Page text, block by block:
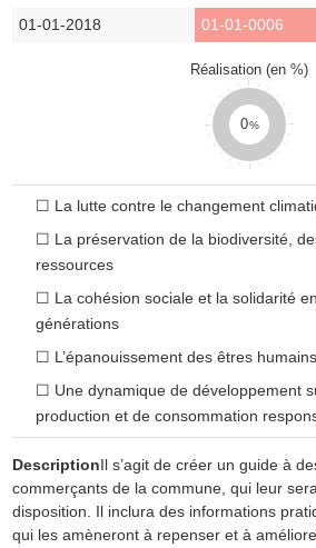
CONTRIBUEZ
CONTACT
01-01-2018
01-01-0006
Réalisation (en %)
0
☐ La lutte contre le changement
☐ La préservation de la biodiversité,
ressources
☐ La cohésion sociale et la solidarité
générations
☐ L’épanouissement des êtres humains
☐ Une dynamique de développement
production et de consommation
DescriptionIl s’agit de créer un guide à
commerçants de la commune, qui leur
disposition. Il inclura des informations
qui les amèneront à repenser et à